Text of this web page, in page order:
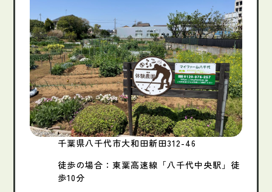
千葉県八千代市大和田新田312-46
徒歩の場合：東葉高速線「八千代中央駅」徒
歩10分